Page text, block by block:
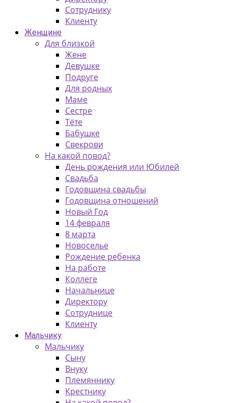
Сотруднику
Клиенту
Женщине
Для близкой
Жене
Девушке
Подруге
Для родных
Маме
Сестре
Тёте
Бабушке
Свекрови
На какой повод?
День рождения или Юбилей
Свадьба
Годовщина свадьбы
Годовщина отношений
Новый Год
14 февраля
8 марта
Новоселье
Рождение ребенка
На работе
Коллеге
Начальнице
Директору
Сотруднице
Клиенту
Мальчику
Мальчику
Сыну
Внуку
Племяннику
Крестнику